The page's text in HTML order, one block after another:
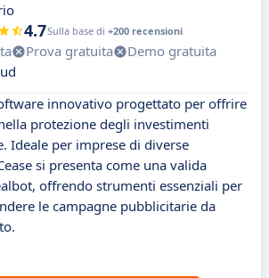
4.7Sulla base di +200 recensioni
Prova gratuita
Demo gratuita
innovativo progettato per offrire
protezione degli investimenti
Ideale per imprese di diverse
si presenta come una valida
offrendo strumenti essenziali per
le campagne pubblicitarie da